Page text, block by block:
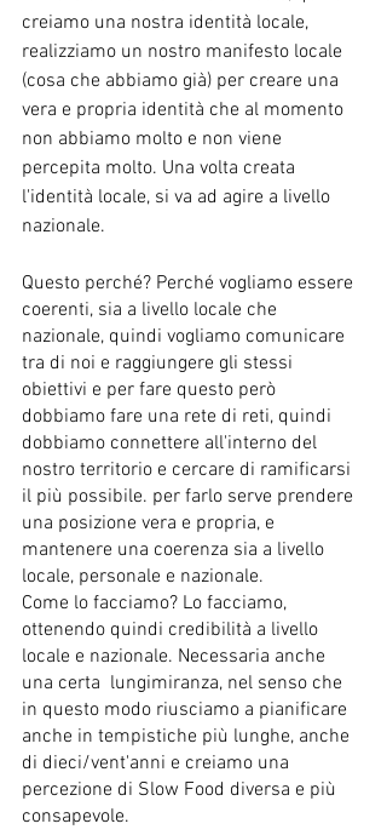
creiamo una nostra identità locale,
realizziamo un nostro manifesto locale
(cosa che abbiamo già) per creare una
vera e propria identità che al momento
non abbiamo molto e non viene
percepita molto. Una volta creata
l'identità locale, si va ad agire a livello
nazionale.
Questo perché? Perché vogliamo essere
coerenti, sia a livello locale che
nazionale, quindi vogliamo comunicare
tra di noi e raggiungere gli stessi
obiettivi e per fare questo però
dobbiamo fare una rete di reti, quindi
dobbiamo connettere all'interno del
nostro territorio e cercare di ramificarsi
il più possibile. per farlo serve prendere
una posizione vera e propria, e
mantenere una coerenza sia a livello
locale, personale e nazionale.
Come lo facciamo? Lo facciamo,
ottenendo quindi credibilità a livello
locale e nazionale. Necessaria anche
una certa  lungimiranza, nel senso che
in questo modo riusciamo a pianificare
anche in tempistiche più lunghe, anche
di dieci/vent'anni e creiamo una
percezione di Slow Food diversa e più
consapevole.